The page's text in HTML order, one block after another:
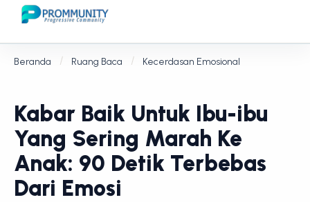
Beranda Ruang Baca Kecerdasan Emosional
Kabar Baik Untuk Ibu-ibu
Yang Sering Marah Ke
Anak: 90 Detik Terbebas
Dari Emosi